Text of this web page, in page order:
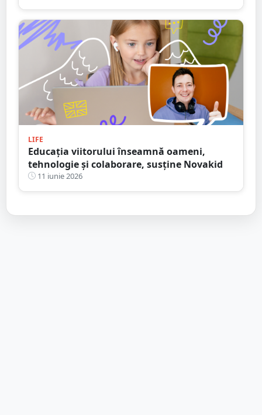
LIFE
Educația viitorului înseamnă oameni,
tehnologie și colaborare, susține Novakid
11 iunie 2026